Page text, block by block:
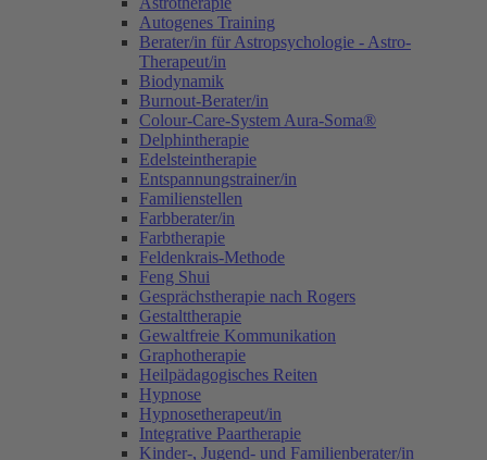
Autogenes Training
Berater/in für Astropsychologie - Astro-
Therapeut/in
Biodynamik
Burnout-Berater/in
Colour-Care-System Aura-Soma®
Delphintherapie
Edelsteintherapie
Entspannungstrainer/in
Familienstellen
Farbberater/in
Farbtherapie
Feldenkrais-Methode
Feng Shui
Gesprächstherapie nach Rogers
Gestalttherapie
Gewaltfreie Kommunikation
Graphotherapie
Heilpädagogisches Reiten
Hypnose
Hypnosetherapeut/in
Integrative Paartherapie
Kinder-, Jugend- und Familienberater/in